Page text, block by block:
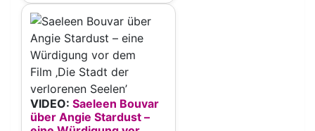
VIDEO: Saeleen Bouvar
über Angie Stardust –